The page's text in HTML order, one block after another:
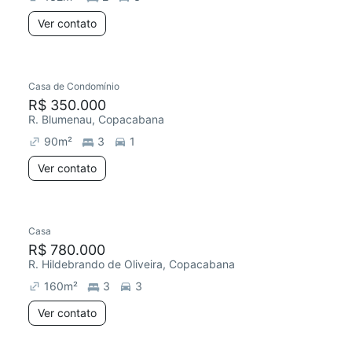
Ver contato
Casa de Condomínio
R$ 350.000
R. Blumenau, Copacabana
90m² 3
1
Ver contato
Casa
R$ 780.000
R. Hildebrando de Oliveira, Copacabana
160m² 3
3
Ver contato